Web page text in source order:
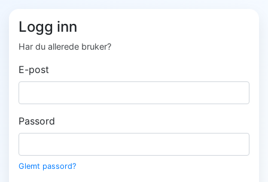
Logg inn
Har du allerede bruker?
E-post
Passord
Glemt passord?